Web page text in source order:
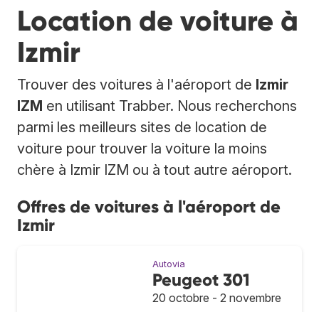
Location de voiture à
Izmir
Trouver des voitures à l'aéroport de Izmir
IZM en utilisant Trabber. Nous recherchons
parmi les meilleurs sites de location de
voiture pour trouver la voiture la moins
chère à Izmir IZM ou à tout autre aéroport.
Offres de voitures à l'aéroport de
Izmir
Autovia
Peugeot 301
20 octobre - 2 novembre